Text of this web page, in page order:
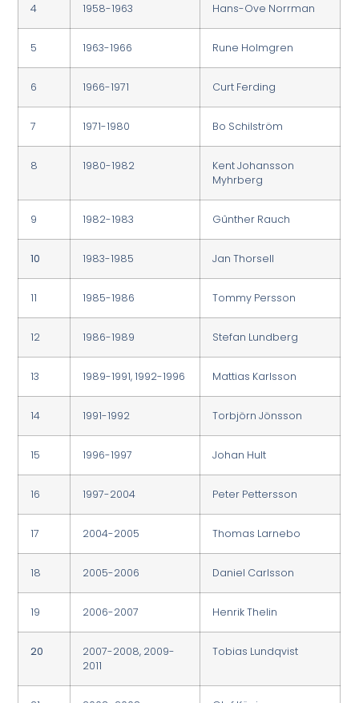
4 1958-1963 Hans-Ove Norrman
5 1963-1966 Rune Holmgren
6 1966-1971 Curt Ferding
7 1971-1980 Bo Schilström
8 1980-1982
Kent Johansson
Myhrberg
9 1982-1983 Gûnther Rauch
10 1983-1985 Jan Thorsell
11 1985-1986 Tommy Persson
12 1986-1989 Stefan Lundberg
13 1989-1991, 1992-1996 Mattias Karlsson
14 1991-1992 Torbjörn Jönsson
15 1996-1997 Johan Hult
16 1997-2004 Peter Pettersson
17 2004-2005 Thomas Larnebo
18 2005-2006 Daniel Carlsson
19 2006-2007 Henrik Thelin
20
2007-2008, 2009-
2011
Tobias Lundqvist